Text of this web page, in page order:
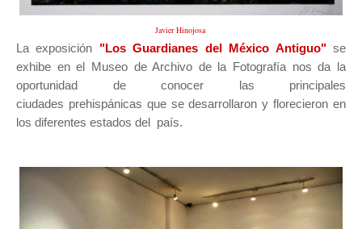
Javier Hinojosa
La exposición "Los Guardianes del México Antiguo" se
exhibe en el Museo de Archivo de la Fotografía nos da la
oportunidad de conocer las principales
ciudades prehispánicas que se desarrollaron y florecieron en
los diferentes estados del país.